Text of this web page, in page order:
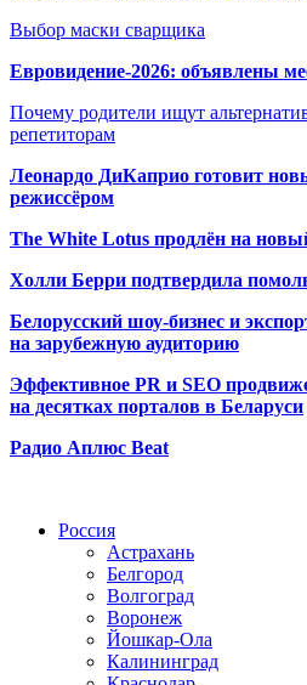
Выбор маски сварщика
Евровидение-2026: объявлены
Почему родители ищут
репетиторам
Леонардо ДиКаприо готовит
режиссёром
The White Lotus продлён на
Холли Берри подтвердила
Белорусский шоу-бизнес и
на зарубежную аудиторию
Эффективное PR и SEO
на десятках порталов в Беларуси
Радио Аплюс Beat
Россия
Астрахань
Белгород
Волгоград
Воронеж
Йошкар-Ола
Калининград